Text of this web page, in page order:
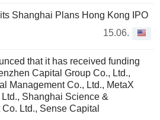
Shanghai Plans Hong Kong IPO
15.06.
that it has received funding
Capital Group Co., Ltd.,
Management Co., Ltd., MetaX
Shanghai Science &
Ltd., Sense Capital